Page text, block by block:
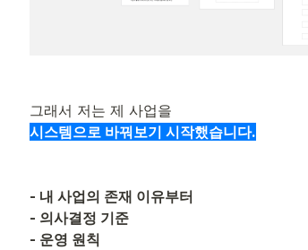
그래서 저는 제 사업을
시스템으로 바꿔보기 시작했습니다.
- 내 사업의 존재 이유부터
- 의사결정 기준
- 운영 원칙